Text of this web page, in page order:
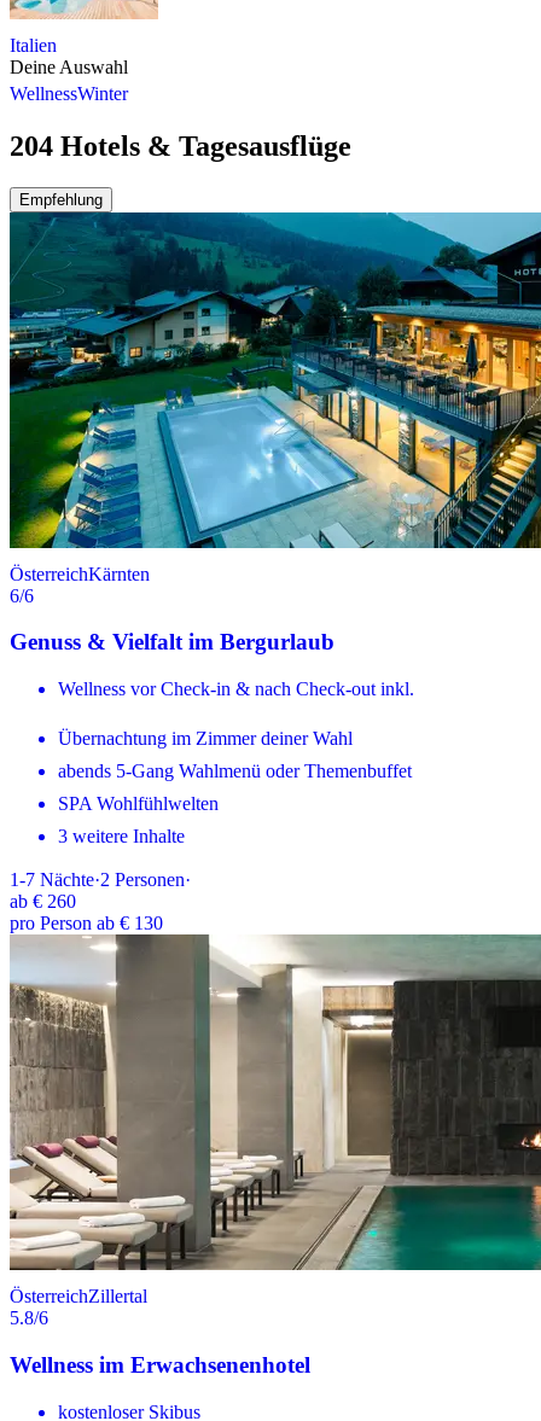
Italien
Deine Auswahl
WellnessWinter
204 Hotels & Tagesausflüge
Empfehlung
ÖsterreichKärnten
6/6
Genuss & Vielfalt im Bergurlaub
Wellness vor Check-in & nach Check-out inkl.
Übernachtung im Zimmer deiner Wahl
abends 5-Gang Wahlmenü oder Themenbuffet
SPA Wohlfühlwelten
3 weitere Inhalte
1-7 Nächte·2 Personen·
ab € 260
pro Person ab € 130
ÖsterreichZillertal
5.8/6
Wellness im Erwachsenenhotel
kostenloser Skibus